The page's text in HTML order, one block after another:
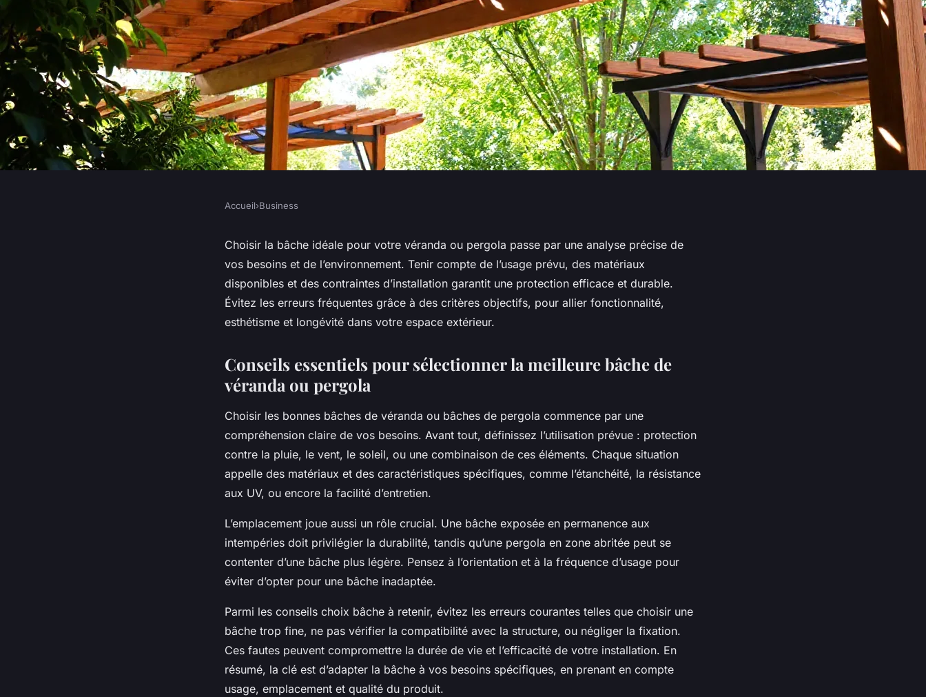
Top conseils pour choisir des bâches
de véranda et pergola
9 min de lecture
Accueil›Business
Choisir la bâche idéale pour votre véranda ou pergola passe par une analyse précise de
vos besoins et de l’environnement. Tenir compte de l’usage prévu, des matériaux
disponibles et des contraintes d’installation garantit une protection efficace et durable.
Évitez les erreurs fréquentes grâce à des critères objectifs, pour allier fonctionnalité,
esthétisme et longévité dans votre espace extérieur.
Conseils essentiels pour sélectionner la meilleure bâche de
véranda ou pergola
Choisir les bonnes bâches de véranda ou bâches de pergola commence par une
compréhension claire de vos besoins. Avant tout, définissez l’utilisation prévue : protection
contre la pluie, le vent, le soleil, ou une combinaison de ces éléments. Chaque situation
appelle des matériaux et des caractéristiques spécifiques, comme l’étanchéité, la résistance
aux UV, ou encore la facilité d’entretien.
L’emplacement joue aussi un rôle crucial. Une bâche exposée en permanence aux
intempéries doit privilégier la durabilité, tandis qu’une pergola en zone abritée peut se
contenter d’une bâche plus légère. Pensez à l’orientation et à la fréquence d’usage pour
éviter d’opter pour une bâche inadaptée.
Parmi les conseils choix bâche à retenir, évitez les erreurs courantes telles que choisir une
bâche trop fine, ne pas vérifier la compatibilité avec la structure, ou négliger la fixation.
Ces fautes peuvent compromettre la durée de vie et l’efficacité de votre installation. En
résumé, la clé est d’adapter la bâche à vos besoins spécifiques, en prenant en compte
usage, emplacement et qualité du produit.